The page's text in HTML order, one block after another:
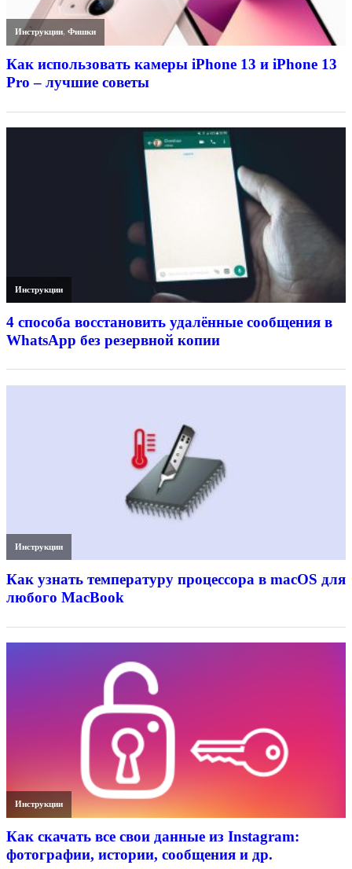
Инструкции,Фишки
Как использовать камеры iPhone 13 и iPhone 13
Pro – лучшие советы
Инструкции
4 способа восстановить удалённые сообщения в
WhatsApp без резервной копии
Инструкции
Как узнать температуру процессора в macOS для
любого MacBook
Инструкции
Как скачать все свои данные из Instagram:
фотографии, истории, сообщения и др.